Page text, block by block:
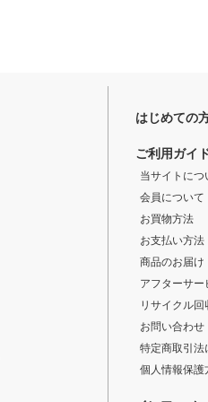
はじめての
ご利用ガイ
当サイトにつ
会員について
お買物方法
お支払い方法
商品のお届け
アフターサー
リサイクル
お問い合わせ
特定商取引法
個人情報保護